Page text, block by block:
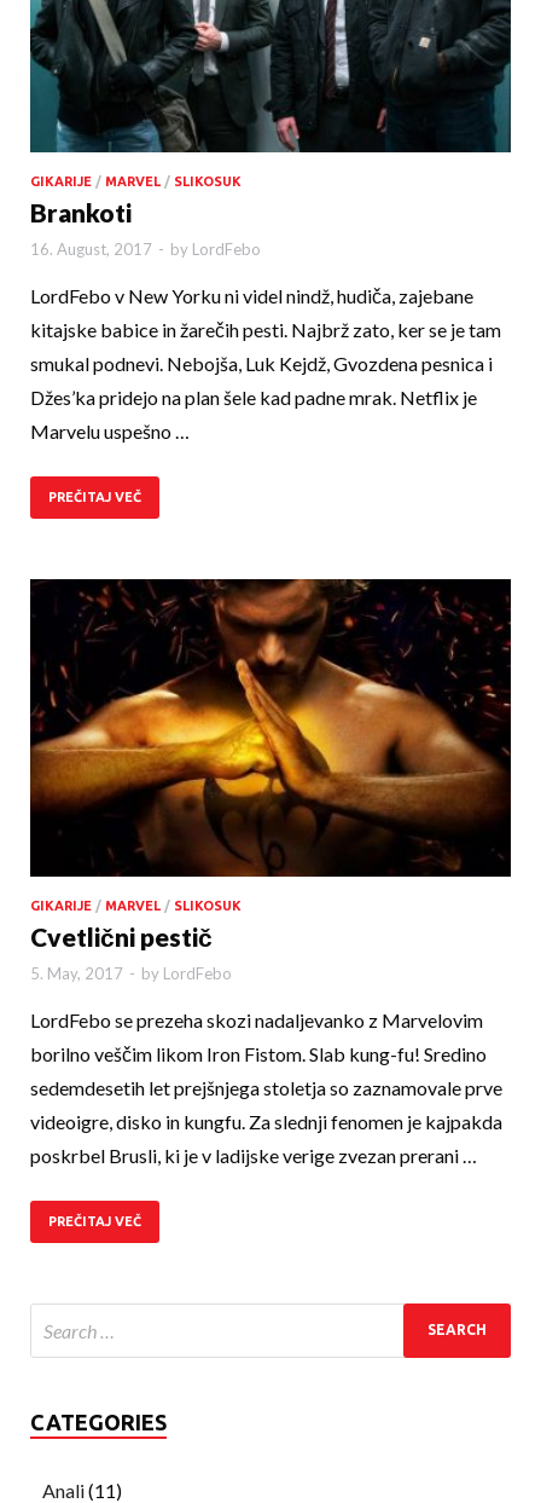
GIKARIJE / MARVEL / SLIKOSUK
Brankoti
16. August, 2017 - by LordFebo
LordFebo v New Yorku ni videl nindž, hudiča, zajebane
kitajske babice in žarečih pesti. Najbrž zato, ker se je tam
smukal podnevi. Nebojša, Luk Kejdž, Gvozdena pesnica i
Džes’ka pridejo na plan šele kad padne mrak. Netflix je
Marvelu uspešno …
PREČITAJ VEČ
GIKARIJE / MARVEL / SLIKOSUK
Cvetlični pestič
5. May, 2017 - by LordFebo
LordFebo se prezeha skozi nadaljevanko z Marvelovim
borilno veščim likom Iron Fistom. Slab kung-fu! Sredino
sedemdesetih let prejšnjega stoletja so zaznamovale prve
videoigre, disko in kungfu. Za slednji fenomen je kajpakda
poskrbel Brusli, ki je v ladijske verige zvezan prerani …
PREČITAJ VEČ
CATEGORIES
Anali(11)